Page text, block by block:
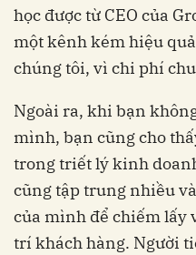
học được từ CEO của
một kênh kém hiệu
chúng tôi, vì chi phí
Ngoài ra, khi bạn
mình, bạn cũng cho
trong triết lý kinh
cũng tập trung nhiều
của mình để chiếm
trí khách hàng. Người